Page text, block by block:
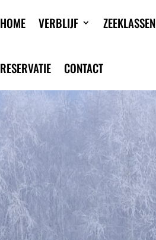
HOME VERBLIJF ZEEKLASSEN
RESERVATIE CONTACT